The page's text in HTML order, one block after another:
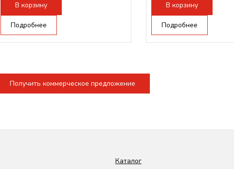
В корзину
Подробнее
В корзину
Подробнее
Получить коммерческое предложение
Каталог